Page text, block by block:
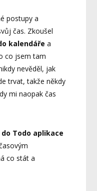
postupy a
čas. Zkoušel
kalendáře a
co jsem tam
nevěděl, jak
trvat, takže někdy
mi naopak čas
do Todo aplikace
co stát a